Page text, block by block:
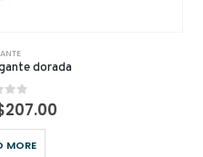
dorada
of 5
207.00
MORE